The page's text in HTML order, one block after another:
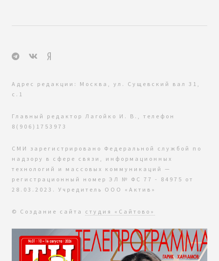
Адрес редакции: Москва, ул. Сущевский вал 31,
с.1
Главный редактор Лагойко И. В., телефон
8(906)1753973
СМИ зарегистрировано Федеральной службой по
надзору в сфере связи, информационных
технологий и массовых коммуникаций —
регистрационный номер ЭЛ № ФС 77 - 84975 от
28.03.2023. Учредитель ООО «Актив»
© Создание сайта студия «Сайтово»